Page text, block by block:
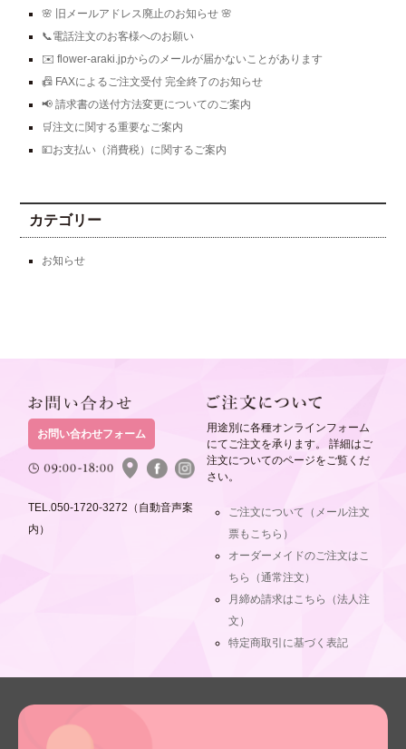
🌸 旧メールアドレス廃止のお知らせ 🌸
📞電話注文のお客様へのお願い
✉️ flower-araki.jpからのメールが届かないことがあります
📠 FAXによるご注文受付 完全終了のお知らせ
📢 請求書の送付方法変更についてのご案内
🛒注文に関する重要なご案内
💴お支払い（消費税）に関するご案内
カテゴリー
お知らせ
お問い合わせフォーム
TEL.050-1720-3272（自動音声案
内）
用途別に各種オンラインフォーム
にてご注文を承ります。 詳細はご
注文についてのページをご覧くだ
さい。
ご注文について（メール注文
票もこちら）
オーダーメイドのご注文はこ
ちら（通常注文）
月締め請求はこちら（法人注
文）
特定商取引に基づく表記